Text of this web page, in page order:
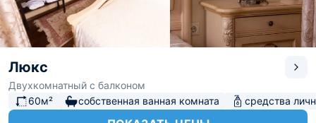
Люкс
Двухкомнатный с балконом
60м²
собственная ванная комната средства